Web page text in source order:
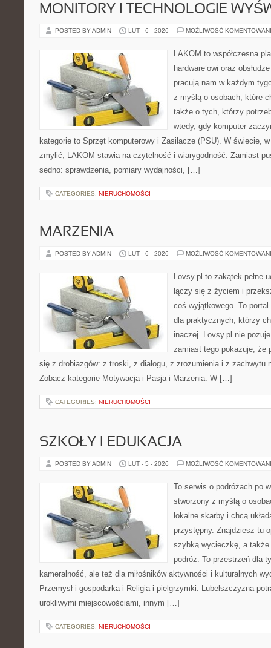
MONITORY I TECHNOLOGIE
POSTED BY ADMIN LUT - 6 - 2026 MOŻLIWOŚĆ
LAKOM to współczesna
hardware’owi oraz
pracują nam w każdym
z myślą o osobach, które
także o tych, którzy
wtedy, gdy komputer
kategorie to Sprzęt komputerowy i Zasilacze (PSU). W świecie,
zmylić, LAKOM stawia na czytelność i wiarygodność. Zamiast
sedno: sprawdzenia, pomiary wydajności, […]
CATEGORIES: NIERUCHOMOŚCI
MARZENIA
POSTED BY ADMIN LUT - 6 - 2026 MOŻLIWOŚĆ
Lovsy.pl to zakątek pełne
łączy się z życiem i
coś wyjątkowego. To
dla praktycznych, którzy
inaczej. Lovsy.pl nie
zamiast tego pokazuje, że
się z drobiazgów: z troski, z dialogu, z zrozumienia i z zachwytu
Zobacz kategorie Motywacja i Pasja i Marzenia. W […]
CATEGORIES: NIERUCHOMOŚCI
SZKOŁY I EDUKACJA
POSTED BY ADMIN LUT - 5 - 2026 MOŻLIWOŚĆ
To serwis o podróżach po
stworzony z myślą o
lokalne skarby i chcą
przystępny. Znajdziesz tu
szybką wycieczkę, a także
podróż. To przestrzeń dla
kameralność, ale też dla miłośników aktywności i kulturalnych
Przemysł i gospodarka i Religia i pielgrzymki. Lubelszczyzna
urokliwymi miejscowościami, innym […]
CATEGORIES: NIERUCHOMOŚCI